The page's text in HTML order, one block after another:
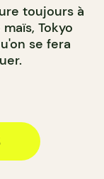
toujours à
Tokyo
se fera